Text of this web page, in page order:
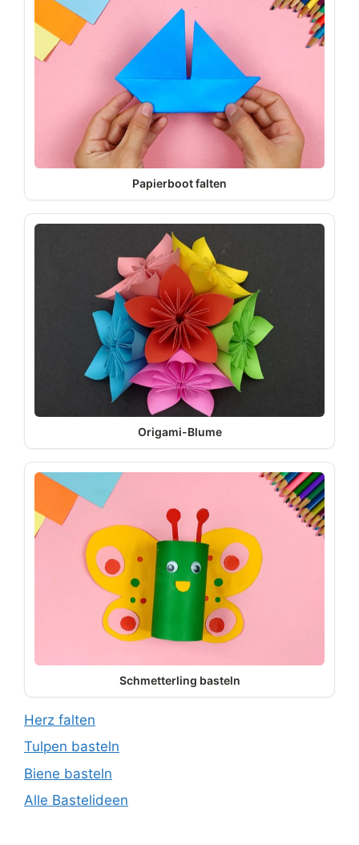
Papierboot falten
Origami-Blume
Schmetterling basteln
Herz falten
Tulpen basteln
Biene basteln
Alle Bastelideen